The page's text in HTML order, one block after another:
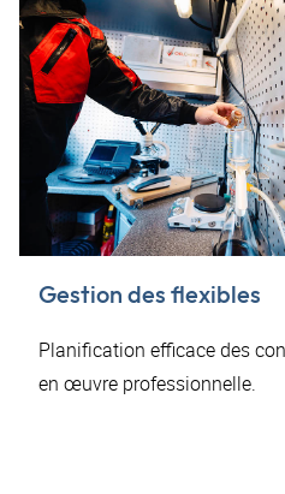
Gestion des flexibles
Planification efficace des
en œuvre professionnelle.